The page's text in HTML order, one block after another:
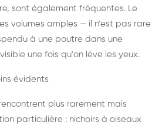
sont également fréquentes. Le
volumes amples — il n'est pas rare
à une poutre dans une
une fois qu'on lève les yeux.
évidents
plus rarement mais
particulière : nichoirs à oiseaux